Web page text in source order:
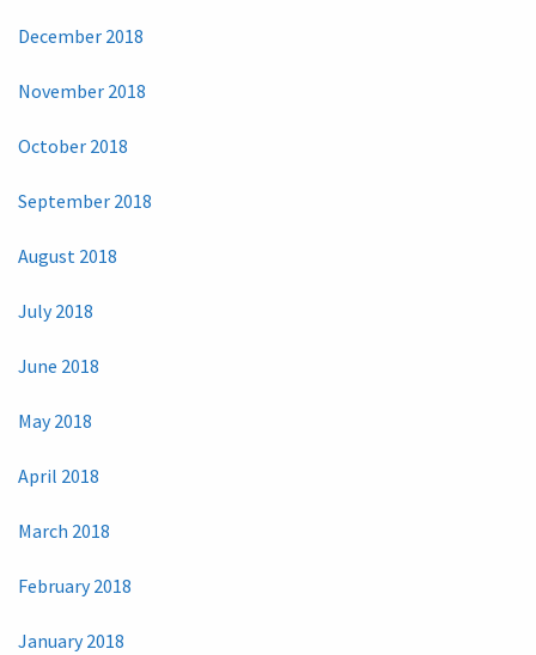
December 2018
November 2018
October 2018
September 2018
August 2018
July 2018
June 2018
May 2018
April 2018
March 2018
February 2018
January 2018